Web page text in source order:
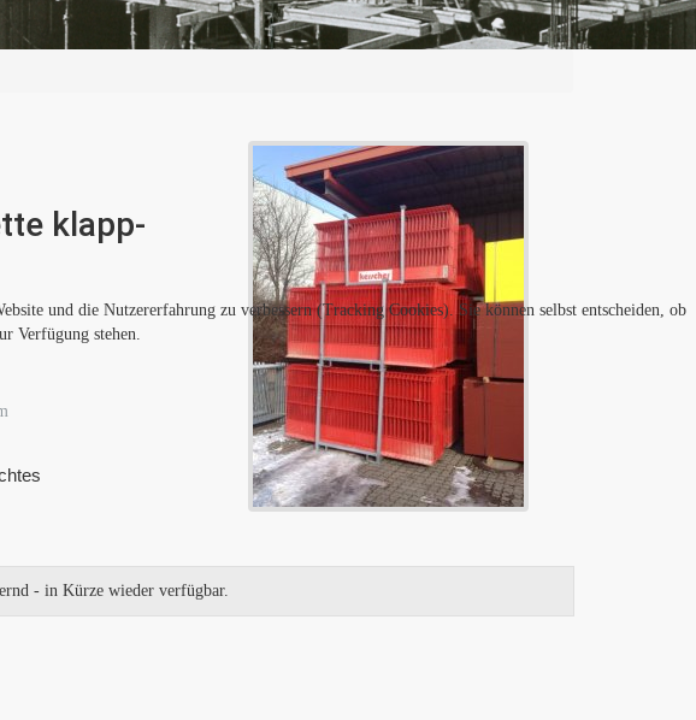
klapp-
- in Kürze wieder verfügbar.
und die Nutzererfahrung zu verbessern (Tracking Cookies). Sie können selbst entscheiden, ob
Verfügung stehen.